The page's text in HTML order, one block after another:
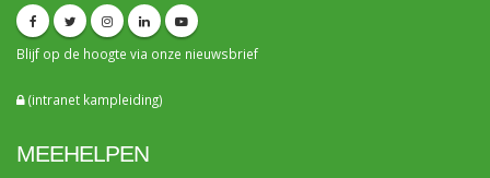
Blijf op de hoogte via onze nieuwsbrief
(intranet kampleiding)
MEEHELPEN